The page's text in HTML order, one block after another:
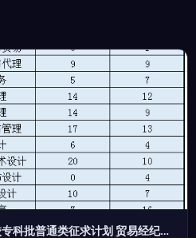
2020福建部分院校专科批普通类征求计划 贸易经纪专业机会与报考指南